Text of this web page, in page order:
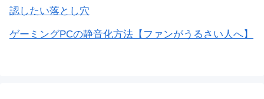
認したい落とし穴
ゲーミングPCの静音化方法【ファンがうるさい人へ】